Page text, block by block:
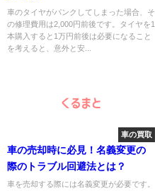
車のタイヤがパンクしてしまった場合、そ
の修理費用は2,000円前後です。タイヤを1
本購入すると1万円前後は必要になること
を考えると、意外と安...
車の買取
車の売却時に必見！名義変更の
際のトラブル回避法とは？
車を売却する際には名義変更が必要です。